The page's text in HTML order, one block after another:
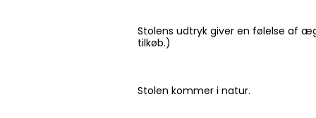
Stolens udtryk giver en følelse af
tilkøb.)
Stolen kommer i natur.